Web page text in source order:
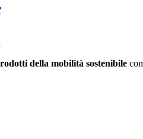
della mobilità sostenibile